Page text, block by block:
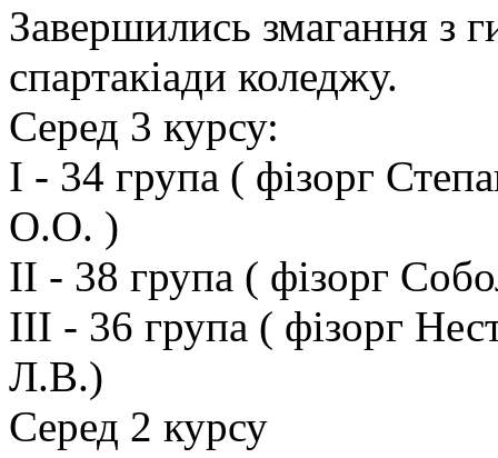
Завершились змагання з
спартакіади коледжу.
Серед 3 курсу:
І - 34 група ( фізорг
О.О. )
ІІ - 38 група ( фізорг
ІІІ - 36 група ( фізорг
Л.В.)
Серед 2 курсу